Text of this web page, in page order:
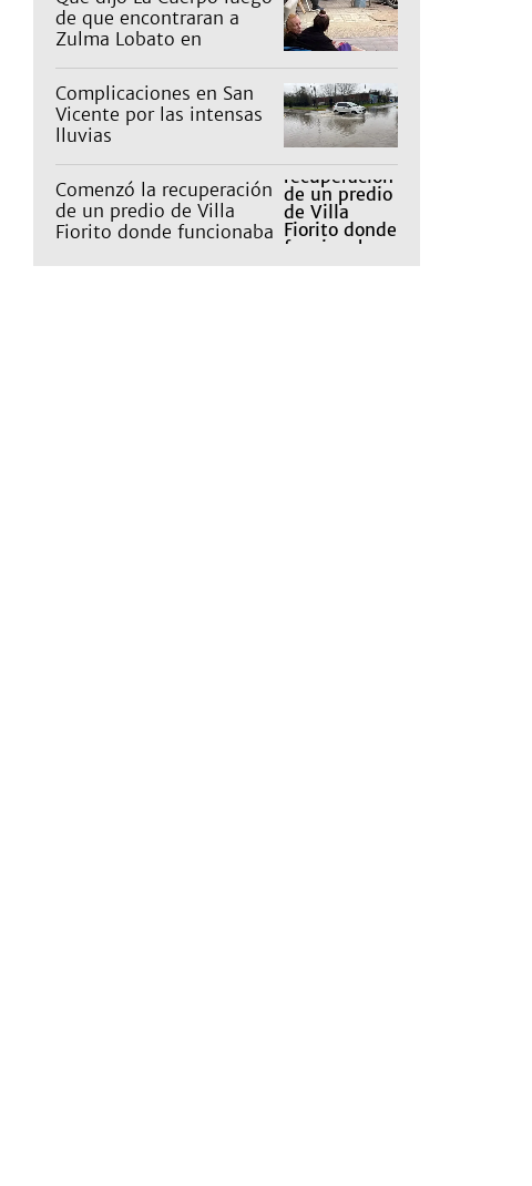
de que encontraran a
Zulma Lobato en
Complicaciones en San
Vicente por las intensas
lluvias
Comenzó la recuperación
de un predio de Villa
Fiorito donde funcionaba